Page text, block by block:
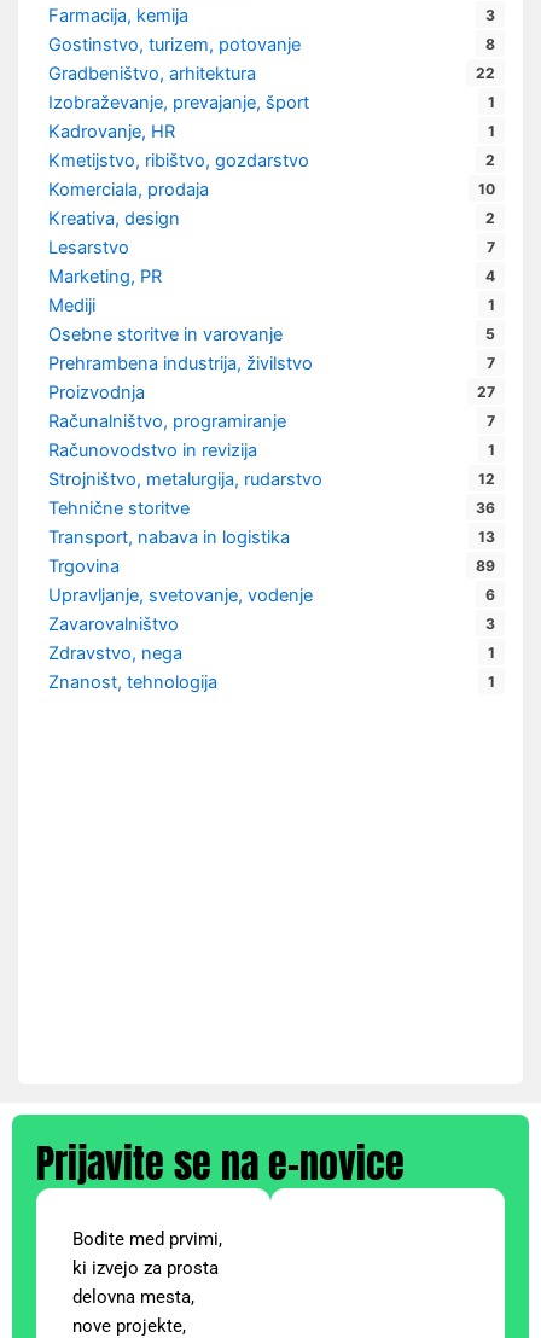
Farmacija, kemija 3
Gostinstvo, turizem, potovanje 8
Gradbeništvo, arhitektura 22
Izobraževanje, prevajanje, šport 1
Kadrovanje, HR 1
Kmetijstvo, ribištvo, gozdarstvo 2
Komerciala, prodaja 10
Kreativa, design 2
Lesarstvo 7
Marketing, PR 4
Mediji 1
Osebne storitve in varovanje 5
Prehrambena industrija, živilstvo 7
Proizvodnja 27
Računalništvo, programiranje 7
Računovodstvo in revizija 1
Strojništvo, metalurgija, rudarstvo 12
Tehnične storitve 36
Transport, nabava in logistika 13
Trgovina 89
Upravljanje, svetovanje, vodenje 6
Zavarovalništvo 3
Zdravstvo, nega 1
Znanost, tehnologija 1
Prijavite se na e-novice
Bodite med prvimi,
ki izvejo za prosta
delovna mesta,
nove projekte,